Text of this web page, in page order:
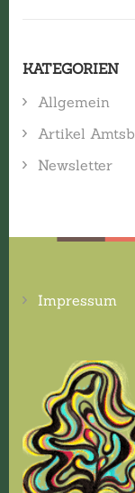
KATEGORIEN
Allgemein
Artikel
Newsletter
Impressum